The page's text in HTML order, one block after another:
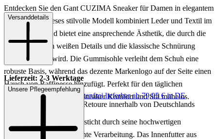
Entdecken Sie den Gant CUZIMA Sneaker für Damen in elegantem
Dunkelblau. Dieses stilvolle Modell kombiniert Leder und Textil im
Obermaterial und bietet eine ansprechende Ästhetik, die durch die
kontrastierenden weißen Details und die klassische Schnürung
hervorgehoben wird. Die Gummisohle verleiht dem Schuh eine
robuste Basis, während das dezente Markenlogo auf der Seite einen
Hauch von Raffinesse hinzufügt. Perfekt für den täglichen
Gebrauch, vereint dieser Sneaker Komfort und Stil mühelos.
Der CUZIMA Sneaker besticht durch seine hochwertigen
Materialien und durchdachte Verarbeitung. Das Innenfutter aus
Versanddetails
Lieferzeit: 2-3 Werktage
Keine Versandkosten:
kostenfrei lieferbar ab 79,95 € in DE
Einfache und Kostenlose Retoure innerhalb von Deutschlands
Unsere Pflegeempfehlung